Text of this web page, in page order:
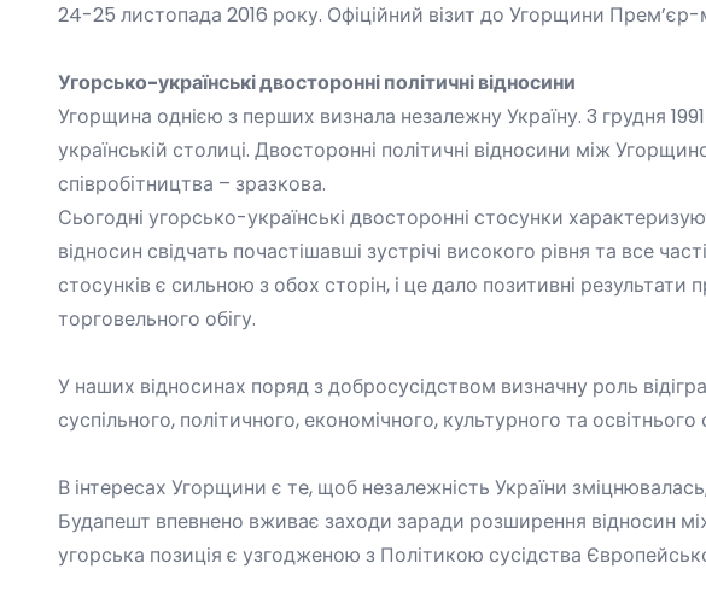
24-25 листопада 2016 року. Офіційний візит до Угорщини
Угорсько-українські двосторонні політичні відносини
Угорщина однією з перших визнала незалежну Україну. 3 грудня
українській столиці. Двосторонні політичні відносини між
співробітництва – зразкова.
Сьогодні угорсько-українські двосторонні стосунки
відносин свідчать почастішавші зустрічі високого рівня та все
стосунків є сильною з обох сторін, і це дало позитивні
торговельного обігу.
У наших відносинах поряд з добросусідством визначну роль
суспільного, політичного, економічного, культурного та
В інтересах Угорщини є те, щоб незалежність України
Будапешт впевнено вживає заходи заради розширення відносин
угорська позиція є узгодженою з Політикою сусідства